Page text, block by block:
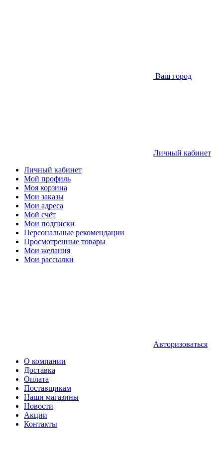
Ваш город
Личный кабинет
Личный кабинет
Мой профиль
Моя корзина
Мои заказы
Мои адреса
Мой счёт
Мои подписки
Персональные рекомендации
Просмотренные товары
Мои желания
Мои рассылки
Авторизоваться
О компании
Доставка
Оплата
Поставщикам
Наши магазины
Новости
Акции
Контакты